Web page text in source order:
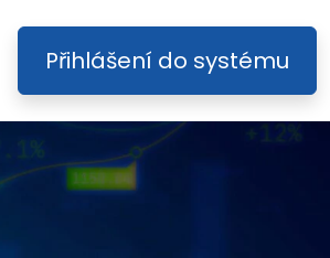
Přihlášení do systému